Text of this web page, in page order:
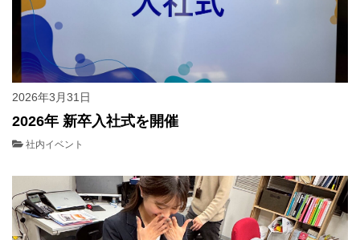
2026年3月31日
2026年 新卒入社式を開催
社内イベント